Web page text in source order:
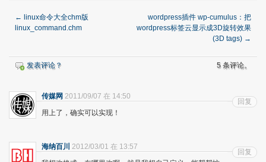
← linux命令大全chm版
linux_command.chm
wordpress插件 wp-cumulus：把
wordpress标签云显示成3D旋转效果
(3D tags) →
发表评论？ 5 条评论。
传媒网 2011/09/07 在 14:50
用上了，确实可以实现！
回复
海纳百川 2012/03/01 在 13:57
回复